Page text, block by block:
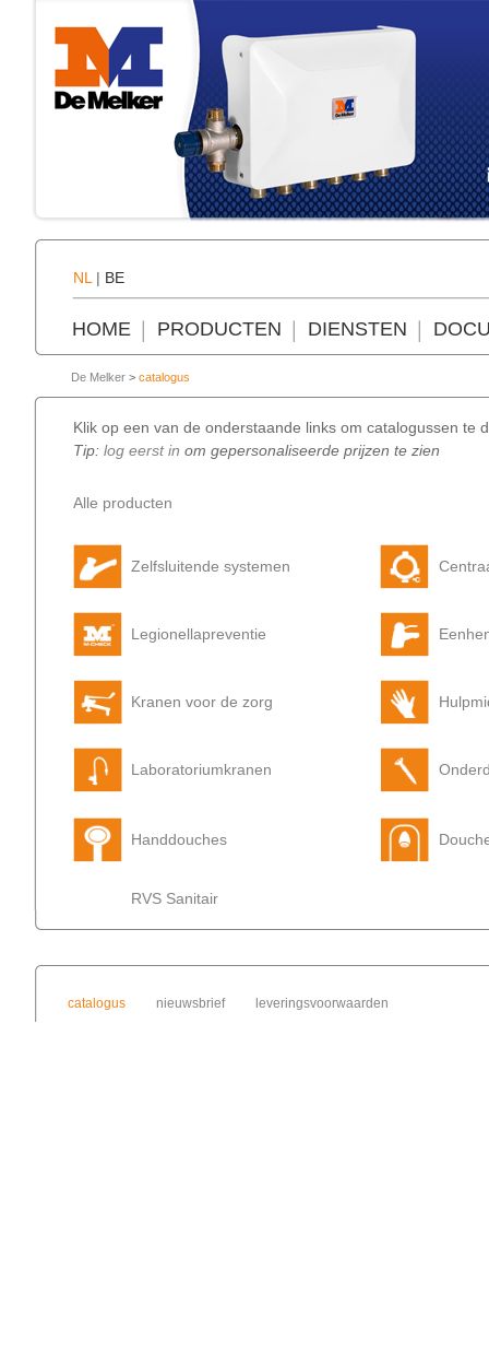
NL | BE
HOME PRODUCTEN DIENSTEN
De Melker > catalogus
Klik op een van de onderstaande links om catalogussen te
Tip: log eerst in om gepersonaliseerde prijzen te zien
Alle producten
Zelfsluitende systemen
Legionellapreventie
Kranen voor de zorg
Laboratoriumkranen
Handdouches
RVS Sanitair
catalogus nieuwsbrief leveringsvoorwaarden